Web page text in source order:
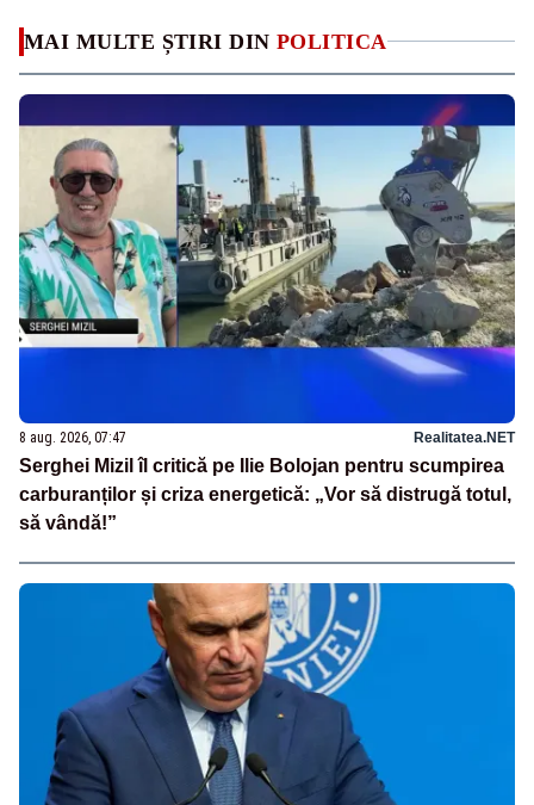
MAI MULTE ȘTIRI DIN POLITICA
8 aug. 2026, 07:47 Realitatea.NET
Serghei Mizil îl critică pe Ilie Bolojan pentru scumpirea
carburanților și criza energetică: „Vor să distrugă totul,
să vândă!”